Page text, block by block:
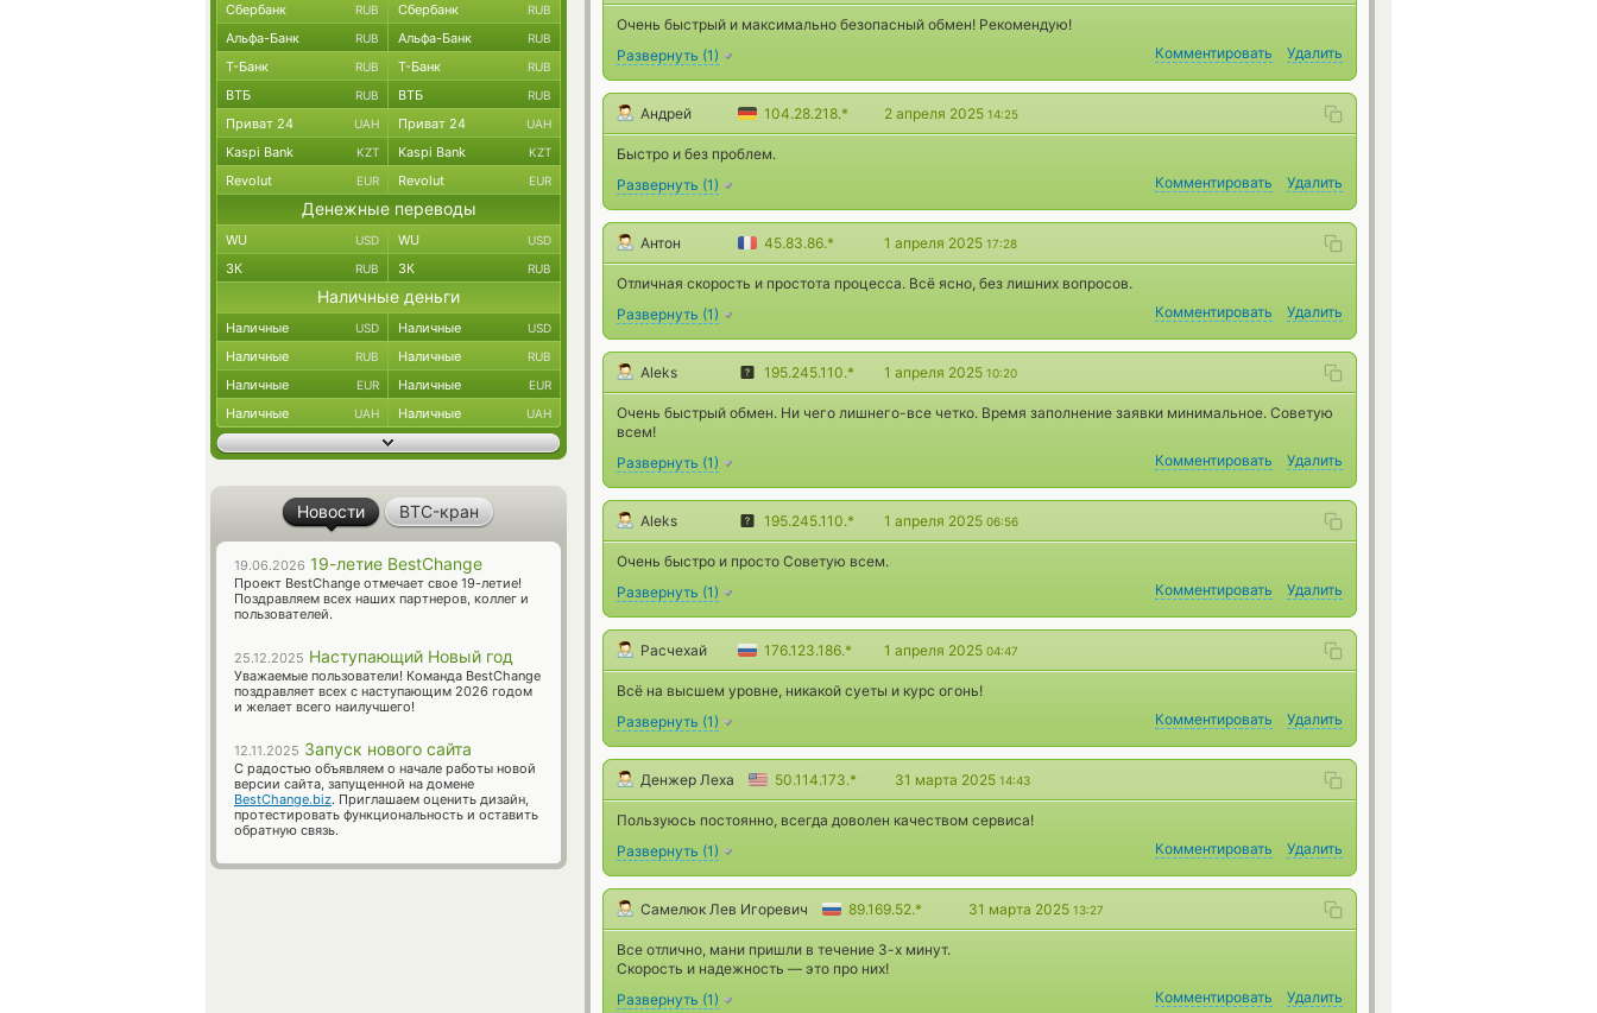
Очень быстрый и максимально безопасный обмен! Рекомендую!
Развернуть (1) Комментировать Удалить
Андрей 104.28.218.* 2 апреля 2025 14:25
Быстро и без проблем.
Развернуть (1) Комментировать Удалить
Антон 45.83.86.* 1 апреля 2025 17:28
Отличная скорость и простота процесса. Всё ясно, без лишних вопросов.
Развернуть (1) Комментировать Удалить
Aleks 195.245.110.* 1 апреля 2025 10:20
Очень быстрый обмен. Ни чего лишнего-все четко. Время заполнение заявки минимальное. Советую
всем!
Развернуть (1) Комментировать Удалить
Aleks 195.245.110.* 1 апреля 2025 06:56
Очень быстро и просто Советую всем.
Развернуть (1) Комментировать Удалить
Расчехай 176.123.186.* 1 апреля 2025 04:47
Всё на высшем уровне, никакой суеты и курс огонь!
Развернуть (1) Комментировать Удалить
Денжер Леха 50.114.173.* 31 марта 2025 14:43
Пользуюсь постоянно, всегда доволен качеством сервиса!
Развернуть (1) Комментировать Удалить
Самелюк Лев Игоревич 89.169.52.* 31 марта 2025 13:27
Все отлично, мани пришли в течение 3-х минут.
Скорость и надежность — это про них!
Развернуть (1) Комментировать Удалить
Сбербанк RUB Сбербанк RUB
Альфа-Банк RUB Альфа-Банк RUB
Т-Банк RUB Т-Банк RUB
ВТБ RUB ВТБ RUB
Приват 24 UAH Приват 24 UAH
Kaspi Bank KZT Kaspi Bank KZT
Revolut EUR Revolut EUR
Денежные переводы
WU USD WU USD
ЗК RUB ЗК RUB
Наличные деньги
Наличные USD Наличные USD
Наличные RUB Наличные RUB
Наличные EUR Наличные EUR
Наличные UAH Наличные UAH
Новости BTC-кран
19.06.2026 19-летие BestChange
Проект BestChange отмечает свое 19-летие!
Поздравляем всех наших партнеров, коллег и
пользователей.
25.12.2025 Наступающий Новый год
Уважаемые пользователи! Команда BestChange
поздравляет всех с наступающим 2026 годом
и желает всего наилучшего!
12.11.2025 Запуск нового сайта
С радостью объявляем о начале работы новой
версии сайта, запущенной на домене
BestChange.biz. Приглашаем оценить дизайн,
протестировать функциональность и оставить
обратную связь.